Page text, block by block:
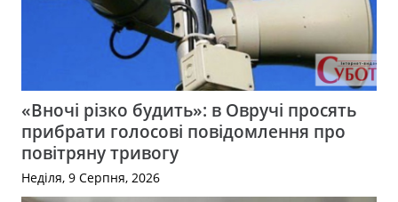
«Вночі різко будить»: в Овручі просять
прибрати голосові повідомлення про
повітряну тривогу
Неділя, 9 Серпня, 2026